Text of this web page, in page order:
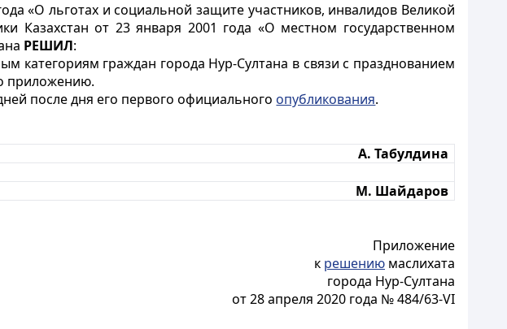
«О льготах и социальной защите участников, инвалидов Великой
Казахстан от 23 января 2001 года «О местном государственном
РЕШИЛ:
категориям граждан города Нур-Султана в связи с празднованием
приложению.
после дня его первого официального опубликования.
А. Табулдина
М. Шайдаров
Приложение
к решению маслихата
города Нур-Султана
от 28 апреля 2020 года № 484/63-VI